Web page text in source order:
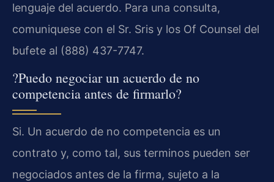
lenguaje del acuerdo. Para una consulta,
comuniquese con el Sr. Sris y los Of Counsel del
bufete al (888) 437-7747.
?Puedo negociar un acuerdo de no
competencia antes de firmarlo?
Si. Un acuerdo de no competencia es un
contrato y, como tal, sus terminos pueden ser
negociados antes de la firma, sujeto a la